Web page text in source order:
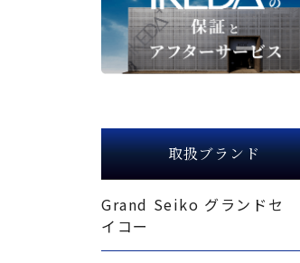
取扱ブランド
Grand Seiko グランドセ
イコー